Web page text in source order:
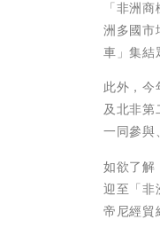
「非洲
洲多國市
車」集結
此外，今
及北非第
一同參與
如欲了解
迎至「非
帝尼經貿